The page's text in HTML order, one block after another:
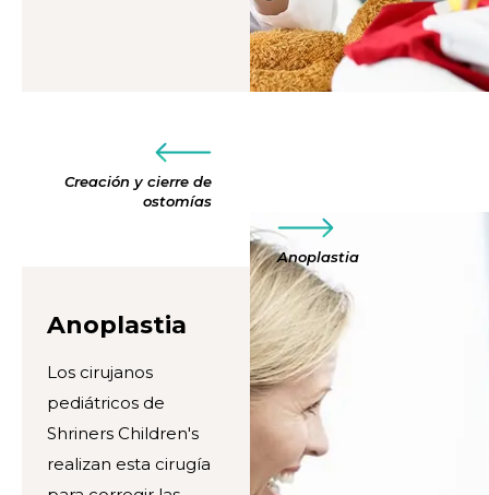
Creación y cierre de
ostomías
Anoplastia
Anoplastia
Los cirujanos
pediátricos de
Shriners Children's
realizan esta cirugía